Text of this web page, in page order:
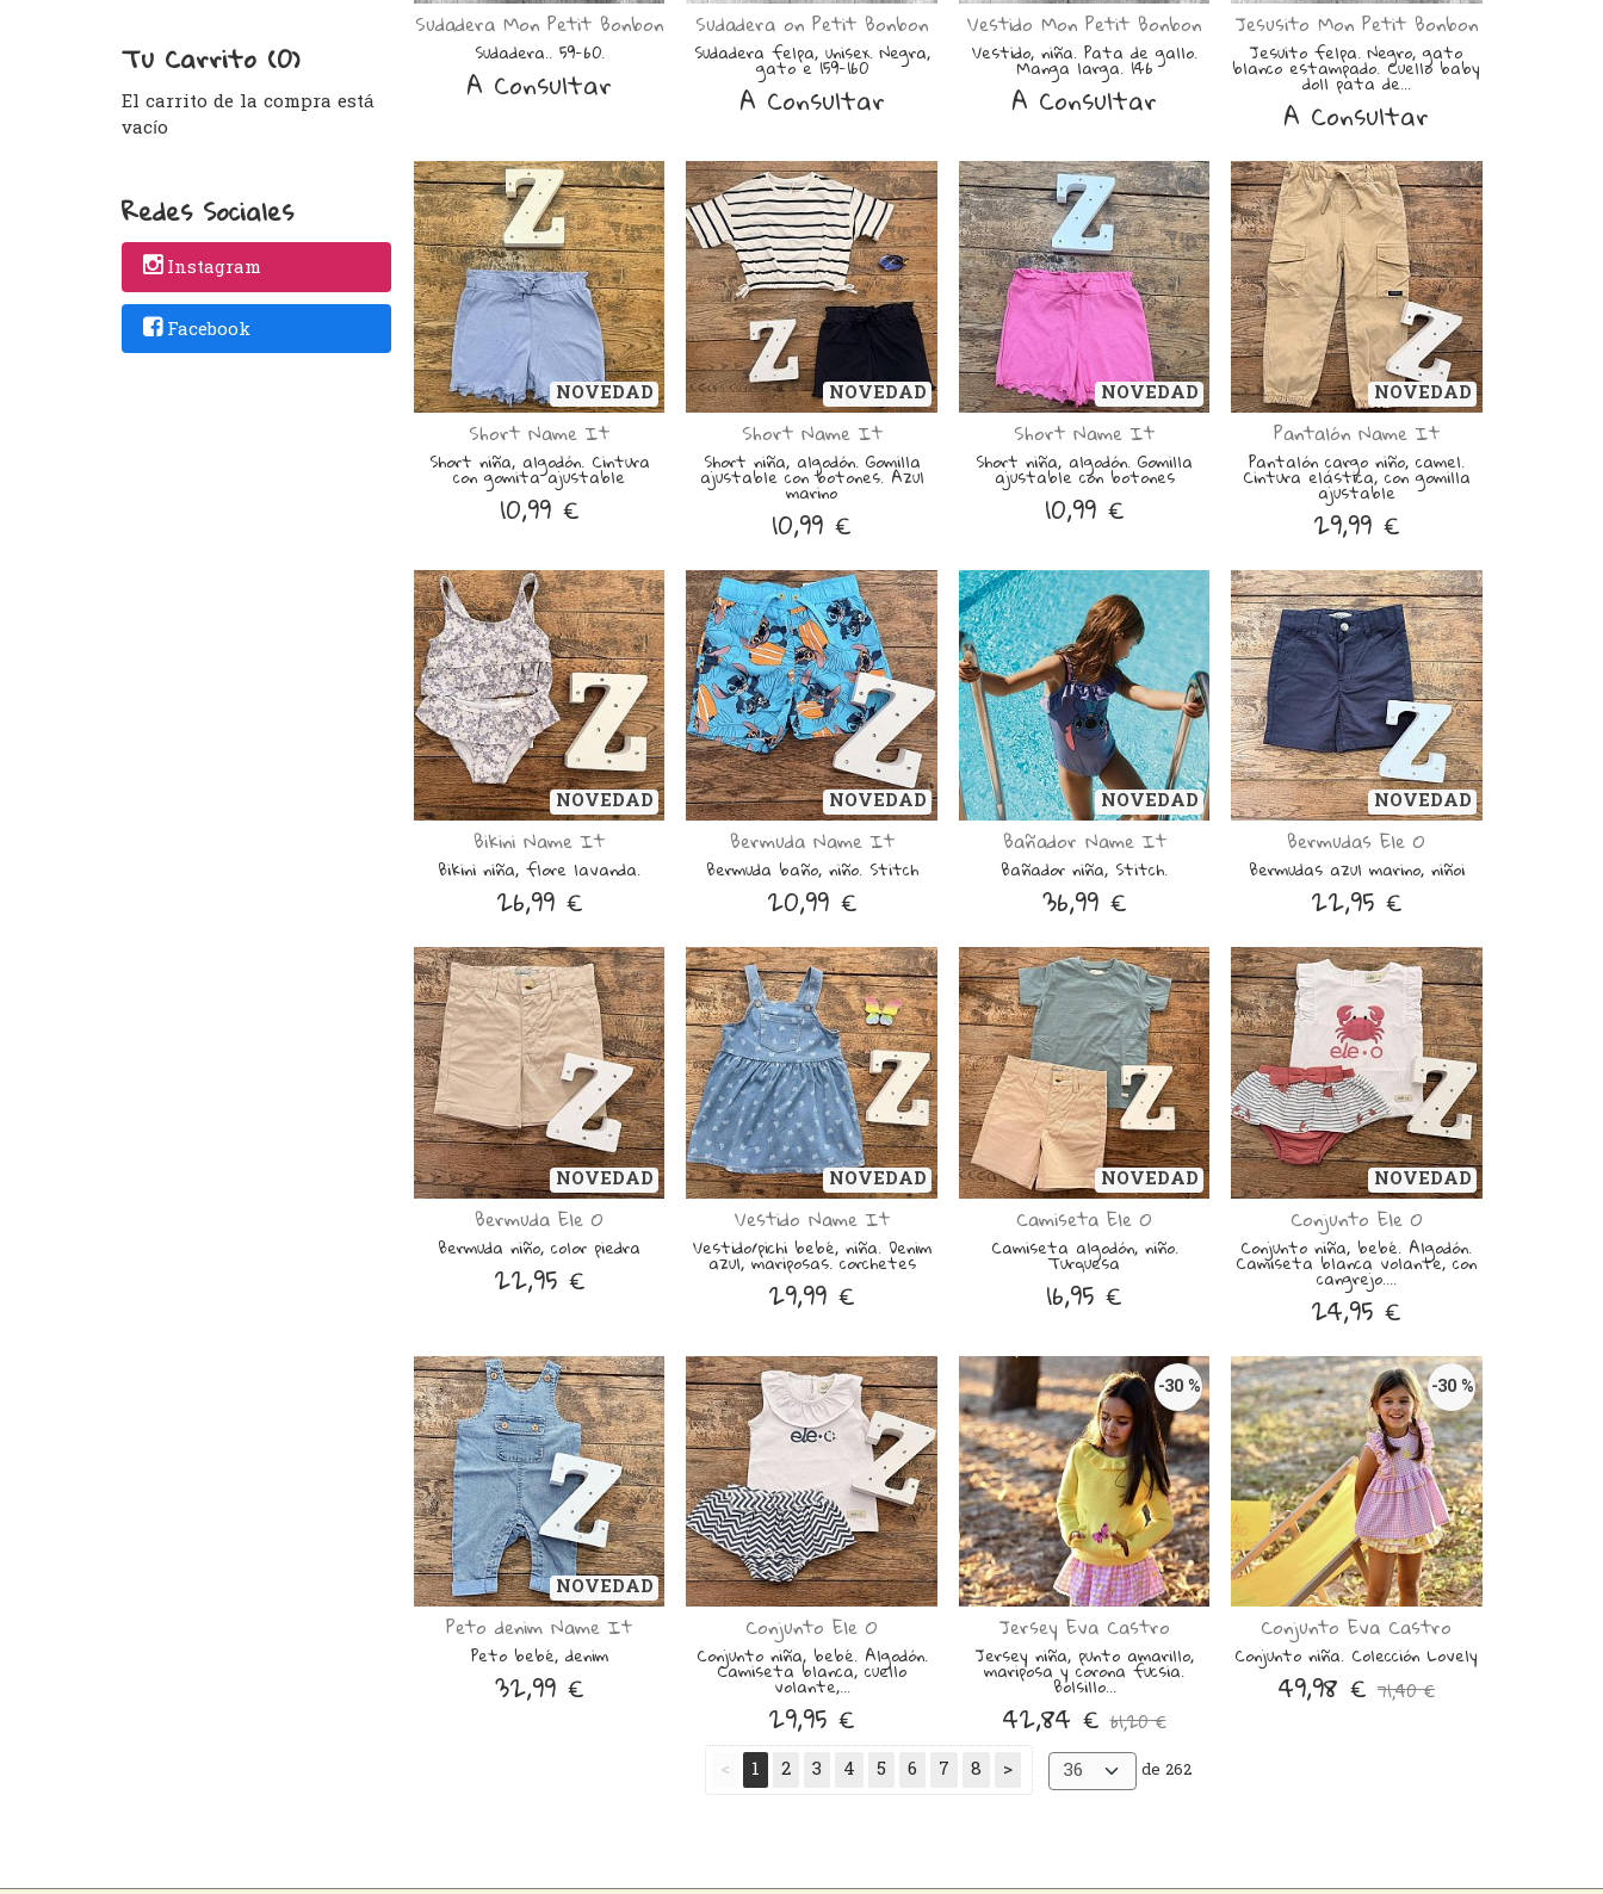
Tu Carrito (0)
El carrito de la compra está
vacío
Redes Sociales
Instagram
Facebook
Sudadera Mon Petit Bonbon
Sudadera.. 59-60.
A Consultar
Sudadera on Petit Bonbon
Sudadera felpa, unisex. Negra,
gato e 159-160
A Consultar
Vestido Mon Petit Bonbon
Vestido, niña. Pata de gallo.
Manga larga. 146
A Consultar
Jesusito Mon Petit Bonbon
Jesuito felpa. Negro, gato
blanco estampado. Cuello baby
doll pata de...
A Consultar
NOVEDAD
Short Name It
Short niña, algodón. Cintura
con gomita ajustable
10,99 €
NOVEDAD
Short Name It
Short niña, algodón. Gomilla
ajustable con botones. Azul
marino
10,99 €
NOVEDAD
Short Name It
Short niña, algodón. Gomilla
ajustable con botones
10,99 €
NOVEDAD
Pantalón Name It
Pantalón cargo niño, camel.
Cintura elástica, con gomilla
ajustable
29,99 €
NOVEDAD
Bikini Name It
Bikini niña, flore lavanda.
26,99 €
NOVEDAD
Bermuda Name It
Bermuda baño, niño. Stitch
20,99 €
NOVEDAD
Bañador Name It
Bañador niña, Stitch.
36,99 €
NOVEDAD
Bermudas Ele O
Bermudas azul marino, niñoi
22,95 €
NOVEDAD
Bermuda Ele O
Bermuda niño, color piedra
22,95 €
NOVEDAD
Vestido Name It
Vestido/pichi bebé, niña. Denim
azul, mariposas. corchetes
29,99 €
NOVEDAD
Camiseta Ele O
Camiseta algodón, niño.
Turquesa
16,95 €
NOVEDAD
Conjunto Ele O
Conjunto niña, bebé. Algodón.
Camiseta blanca volante, con
cangrejo....
24,95 €
NOVEDAD
Peto denim Name It
Peto bebé, denim
32,99 €
Conjunto Ele O
Conjunto niña, bebé. Algodón.
Camiseta blanca, cuello
volante,...
29,95 €
-30 %
Jersey Eva Castro
Jersey niña, punto amarillo,
mariposa y corona fucsia.
Bolsillo...
42,84 €61,20 €
-30 %
Conjunto Eva Castro
Conjunto niña. Colección Lovely
49,98 € 71,40 €
< 1 2 3 4 5 6 7 8 > de 262